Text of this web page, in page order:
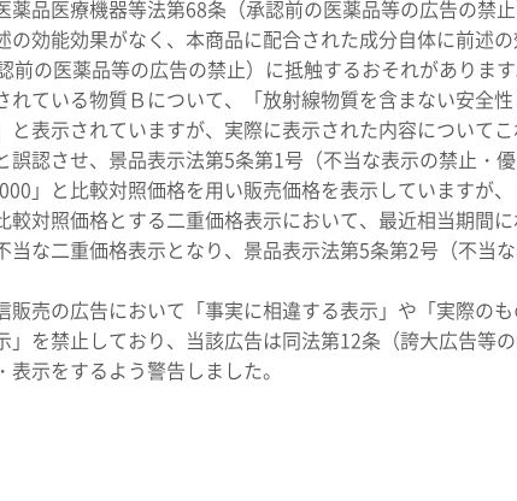
品医療機器等法第68条（承認前の医薬品等の広告の禁
効能効果がなく、本商品に配合された成分自体に前述
の医薬品等の広告の禁止）に抵触するおそれがあります
ている物質Ｂについて、「放射線物質を含まない安全性
表示されていますが、実際に表示された内容について
認させ、景品表示法第5条第1号（不当な表示の禁止・
」と比較対照価格を用い販売価格を表示していますが
対照価格とする二重価格表示において、最近相当期間
な二重価格表示となり、景品表示法第5条第2号（不当
売の広告において「事実に相違する表示」や「実際の
を禁止しており、当該広告は同法第12条（誇大広告等
示をするよう警告しました。